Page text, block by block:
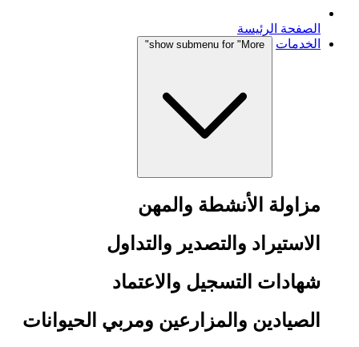
الصفحة الرئيسة
الخدمات
show submenu for "More"
مزاولة الأنشطة والمهن
الاستيراد والتصدير والتداول
شهادات التسجيل والاعتماد
الصيادين والمزارعين ومربي الحيوانات